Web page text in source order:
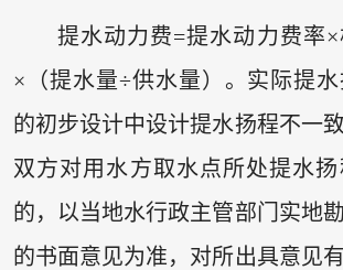
提水动力费=提水动力费率
×（提水量÷供水量）。实际提
的初步设计中设计提水扬程不一
双方对用水方取水点所处提水
的，以当地水行政主管部门实地
的书面意见为准，对所出具意见